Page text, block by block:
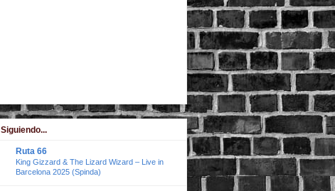
Siguiendo...
Ruta 66
King Gizzard & The Lizard Wizard – Live in
Barcelona 2025 (Spinda)